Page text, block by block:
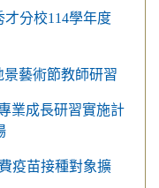
才分校114學年度
景藝術節教師研習
業成長研習實施計
疫苗接種對象擴